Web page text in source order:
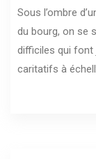
Sous l’ombre
du bourg, on se
difficiles qui font
caritatifs à